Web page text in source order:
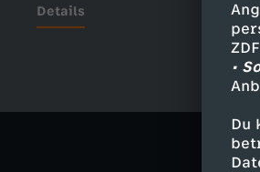
•
Du
damit Geld verdienen
Bock auf noch mehr
$AFE gibt’s auch auf
Wir gehören auch zu
https://
https://
Website: https://
Details